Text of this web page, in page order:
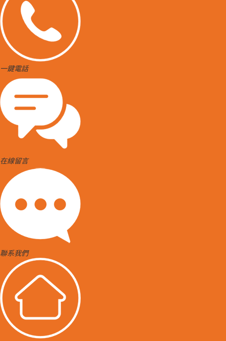
一鍵電話
在線留言
聯系我們